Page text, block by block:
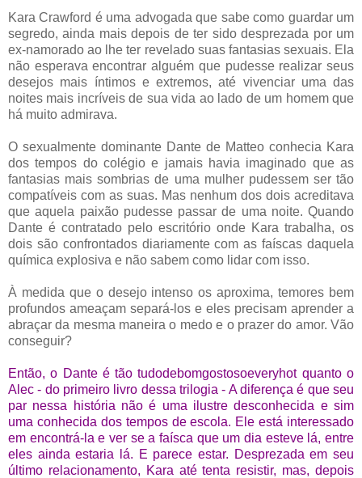
Kara Crawford é uma advogada que sabe como guardar um
segredo, ainda mais depois de ter sido desprezada por um
ex-namorado ao lhe ter revelado suas fantasias sexuais. Ela
não esperava encontrar alguém que pudesse realizar seus
desejos mais íntimos e extremos, até vivenciar uma das
noites mais incríveis de sua vida ao lado de um homem que
há muito admirava.
O sexualmente dominante Dante de Matteo conhecia Kara
dos tempos do colégio e jamais havia imaginado que as
fantasias mais sombrias de uma mulher pudessem ser tão
compatíveis com as suas. Mas nenhum dos dois acreditava
que aquela paixão pudesse passar de uma noite. Quando
Dante é contratado pelo escritório onde Kara trabalha, os
dois são confrontados diariamente com as faíscas daquela
química explosiva e não sabem como lidar com isso.
À medida que o desejo intenso os aproxima, temores bem
profundos ameaçam separá-los e eles precisam aprender a
abraçar da mesma maneira o medo e o prazer do amor. Vão
conseguir?
Então, o Dante é tão tudodebomgostosoeveryhot quanto o
Alec - do primeiro livro dessa trilogia - A diferença é que seu
par nessa história não é uma ilustre desconhecida e sim
uma conhecida dos tempos de escola. Ele está interessado
em encontrá-la e ver se a faísca que um dia esteve lá, entre
eles ainda estaria lá. E parece estar. Desprezada em seu
último relacionamento, Kara até tenta resistir, mas, depois